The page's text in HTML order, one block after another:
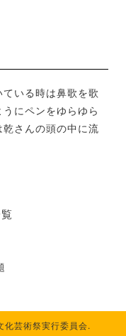
いる時は鼻歌を歌
にペンをゆらゆら
さんの頭の中に流
芸術祭実行委員会.